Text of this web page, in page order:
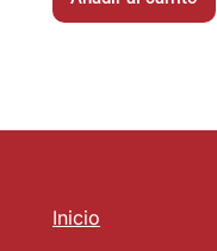
Inicio